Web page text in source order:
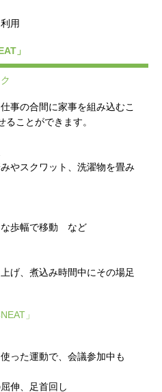
用
」
事の合間に家事を組み込むこ
ることができます。
やスクワット、洗濯物を畳み
な歩幅で移動 など
げ、煮込み時間中にその場足
」
った運動で、会議参加中も
伸、足首回し